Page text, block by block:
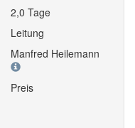
2,0 Tage
Leitung
Manfred Heilemann
Preis